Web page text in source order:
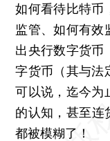
如何看待比特币
监管、如何有效
出央行数字货币
字货币（其与法
可以说，迄今为
的认知，甚至
都被模糊了！